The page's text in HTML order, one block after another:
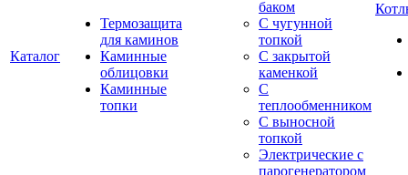
Каталог
Термозащита
для каминов
Каминные
облицовки
Каминные
топки
баком
С чугунной
топкой
С закрытой
каменкой
С
теплообменником
С выносной
топкой
Электрические с
парогенератором